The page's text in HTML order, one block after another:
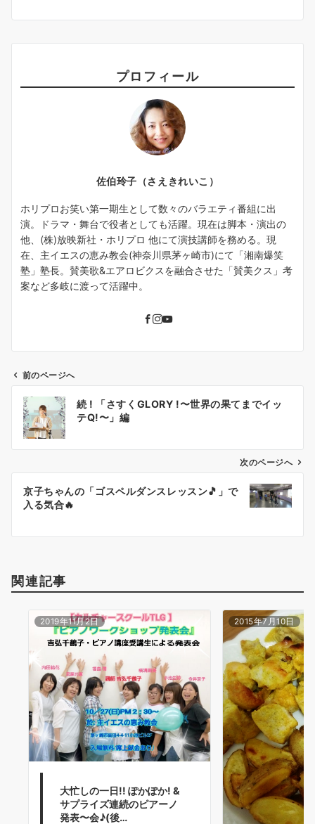
プロフィール
佐伯玲子（さえきれいこ）
ホリプロお笑い第一期生として数々のバラエティ番組に出
演。ドラマ・舞台で役者としても活躍。現在は脚本・演出の
他、(株)放映新社・ホリプロ 他にて演技講師を務める。現
在、主イエスの恵み教会(神奈川県茅ヶ崎市)にて「湘南爆笑
塾」塾長。賛美歌&エアロビクスを融合させた「賛美クス」考
案など多岐に渡って活躍中。
ン
前のページへ
続 ! 「さすくGLORY !〜世界の果てまでイッ
テQ!〜」編
次のページへ
京子ちゃんの「ゴスペルダンスレッスン🎵」で
入る気合🔥
関連記事
2019年11月2日
大忙しの一日!! ぽかぽか! &
サプライズ連続のピアーノ
発表〜会♪(後…
2015年7月10日